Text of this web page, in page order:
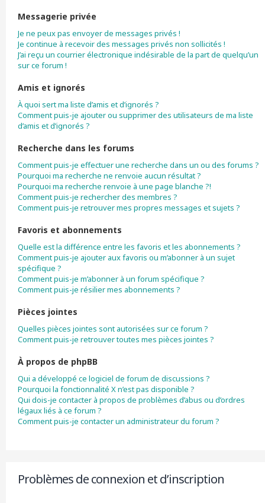
Messagerie privée
Je ne peux pas envoyer de messages privés !
Je continue à recevoir des messages privés non sollicités !
J’ai reçu un courrier électronique indésirable de la part de quelqu’un
sur ce forum !
Amis et ignorés
À quoi sert ma liste d’amis et d’ignorés ?
Comment puis-je ajouter ou supprimer des utilisateurs de ma liste
d’amis et d’ignorés ?
Recherche dans les forums
Comment puis-je effectuer une recherche dans un ou des forums ?
Pourquoi ma recherche ne renvoie aucun résultat ?
Pourquoi ma recherche renvoie à une page blanche ?!
Comment puis-je rechercher des membres ?
Comment puis-je retrouver mes propres messages et sujets ?
Favoris et abonnements
Quelle est la différence entre les favoris et les abonnements ?
Comment puis-je ajouter aux favoris ou m’abonner à un sujet
spécifique ?
Comment puis-je m’abonner à un forum spécifique ?
Comment puis-je résilier mes abonnements ?
Pièces jointes
Quelles pièces jointes sont autorisées sur ce forum ?
Comment puis-je retrouver toutes mes pièces jointes ?
À propos de phpBB
Qui a développé ce logiciel de forum de discussions ?
Pourquoi la fonctionnalité X n’est pas disponible ?
Qui dois-je contacter à propos de problèmes d’abus ou d’ordres
légaux liés à ce forum ?
Comment puis-je contacter un administrateur du forum ?
Problèmes de connexion et d’inscription